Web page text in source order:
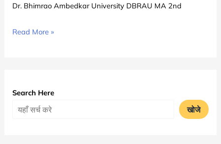
Dr. Bhimrao Ambedkar University DBRAU MA 2nd
DBRAU
जारी
Read More »
Search Here
खोजे